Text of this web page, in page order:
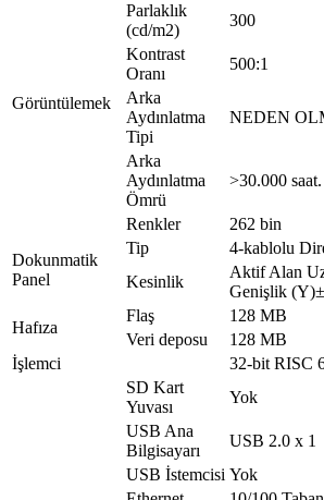
Görüntülemek
Parlaklık
(cd/m2)
300
Kontrast
Oranı
500:1
Arka
Aydınlatma
Tipi
NEDEN
Arka
Aydınlatma
Ömrü
>30.000 saat.
Renkler
262 bin
Dokunmatik
Panel
Tip
4-kablolu
Kesinlik
Aktif Alan
Genişlik
Hafıza
Flaş
128 MB
Veri deposu
128 MB
İşlemci
32-bit RISC
SD Kart
Yuvası
Yok
USB Ana
Bilgisayarı
USB 2.0 x 1
USB İstemcisi Yok